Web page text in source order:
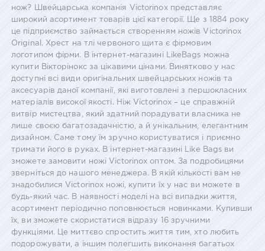
нож? Швейцарська компанія Victorinox представляє
широкий асортимент товарів цієї категорії. Ще з 1884 року
це підприємство займається створенням ножів Victorinox
Original. Хрест на тлі червоного щита є фірмовим
логотипом фірми. В інтернет-магазині LikeBags можна
купити Вікторінокс за цікавими цінами. Винятково у нас
доступні всі види оригінальних швейцарських ножів та
аксесуарів даної компанії, які виготовлені з першокласних
матеріалів високої якості. Ніж Victorinox – це справжній
витвір мистецтва, який здатний порадувати власника не
лише своєю багатозадачністю, а й унікальним, елегантним
дизайном. Саме тому їм зручно користуватися і приємно
тримати його в руках. В інтернет-магазині Like Bags ви
зможете замовити ножі Victorinox оптом. За подробицями
зверніться до нашого менеджера. В якій кількості вам не
знадобилися Victorinox ножі, купити їх у нас ви можете в
будь-який час. В наявності моделі на всі випадки життя,
асортимент періодично поповнюється новинками. Купивши
їх, ви зможете скористатися відразу 16 зручними
функціями. Це миттєво спростить життя тим, хто любить
подорожувати, а іншим полегшить виконання багатьох